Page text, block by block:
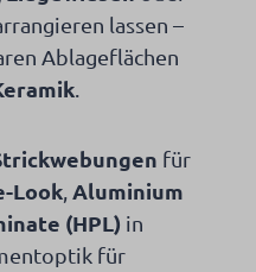
lassen –
Ablageflächen
für
Look Aluminium
(HPL) in
für